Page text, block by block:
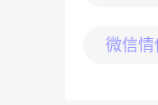
微信情